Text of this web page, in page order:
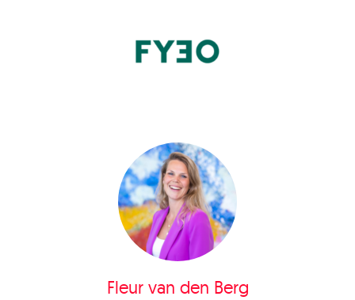
Fleur van den Berg